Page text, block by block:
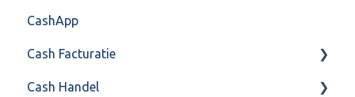
Overig
Algemeen gebruik
Api 3.0 (SOAP API)
API 4.0 (REST API)
Veel gestelde vragen
CashApp
Cash Facturatie
Factureren
Cash Handel